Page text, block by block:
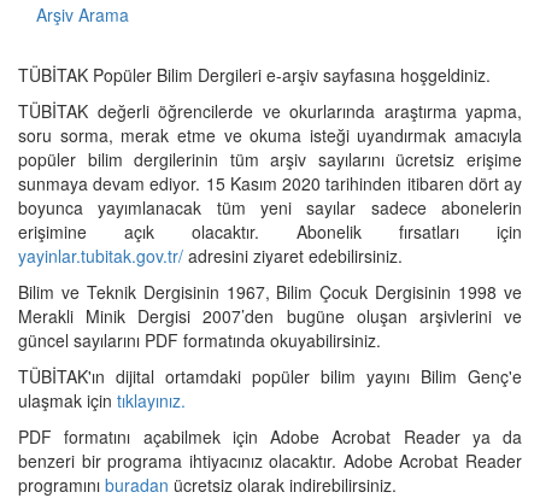
Arşiv Arama
TÜBİTAK Popüler Bilim Dergileri e-arşiv sayfasına hoşgeldiniz.
TÜBİTAK değerli öğrencilerde ve okurlarında araştırma yapma,
soru sorma, merak etme ve okuma isteği uyandırmak amacıyla
popüler bilim dergilerinin tüm arşiv sayılarını ücretsiz erişime
sunmaya devam ediyor. 15 Kasım 2020 tarihinden itibaren dört ay
boyunca yayımlanacak tüm yeni sayılar sadece abonelerin
erişimine açık olacaktır. Abonelik fırsatları için
yayinlar.tubitak.gov.tr/ adresini ziyaret edebilirsiniz.
Bilim ve Teknik Dergisinin 1967, Bilim Çocuk Dergisinin 1998 ve
Merakli Minik Dergisi 2007’den bugüne oluşan arşivlerini ve
güncel sayılarını PDF formatında okuyabilirsiniz.
TÜBİTAK'ın dijital ortamdaki popüler bilim yayını Bilim Genç'e
ulaşmak için tıklayınız.
PDF formatını açabilmek için Adobe Acrobat Reader ya da
benzeri bir programa ihtiyacınız olacaktır. Adobe Acrobat Reader
programını buradan ücretsiz olarak indirebilirsiniz.